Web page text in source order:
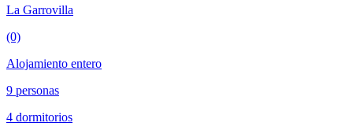
La Garrovilla
(0)
Alojamiento entero
9 personas
4 dormitorios